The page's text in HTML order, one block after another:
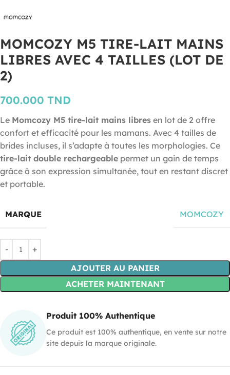
MOMCOZY M5 TIRE-LAIT MAINS
LIBRES AVEC 4 TAILLES (LOT DE
2)
700.000 TND
Le Momcozy M5 tire-lait mains libres en lot de 2 offre
confort et efficacité pour les mamans. Avec 4 tailles de
brides incluses, il s’adapte à toutes les morphologies. Ce
tire-lait double rechargeable permet un gain de temps
grâce à son expression simultanée, tout en restant discret
et portable.
MARQUE MOMCOZY
AJOUTER AU PANIER
ACHETER MAINTENANT
Produit 100% Authentique
Ce produit est 100% authentique, en vente sur notre
site depuis la marque originale.